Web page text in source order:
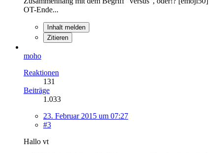
OT-Ende...
Inhalt melden
Zitieren
moho
Reaktionen
131
Beiträge
1.033
23. Februar 2015 um 07:27
#3
Hallo vt